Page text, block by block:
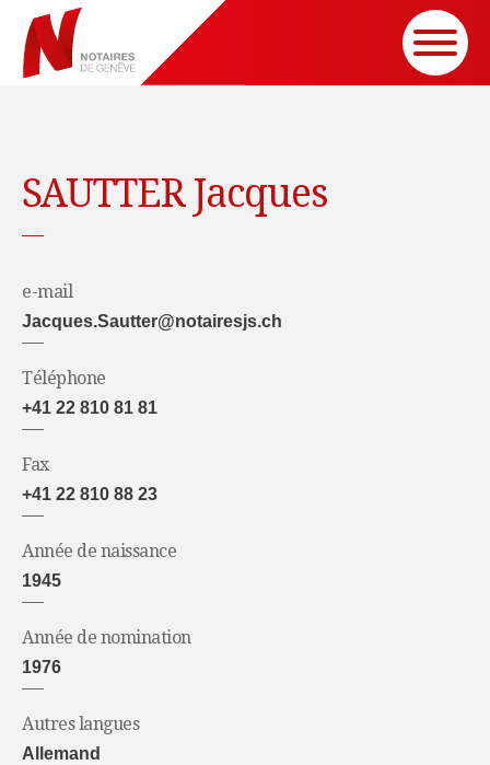
SAUTTER Jacques
e-mail
Jacques.Sautter@notairesjs.ch
Téléphone
+41 22 810 81 81
Fax
+41 22 810 88 23
Année de naissance
1945
Année de nomination
1976
Autres langues
Allemand